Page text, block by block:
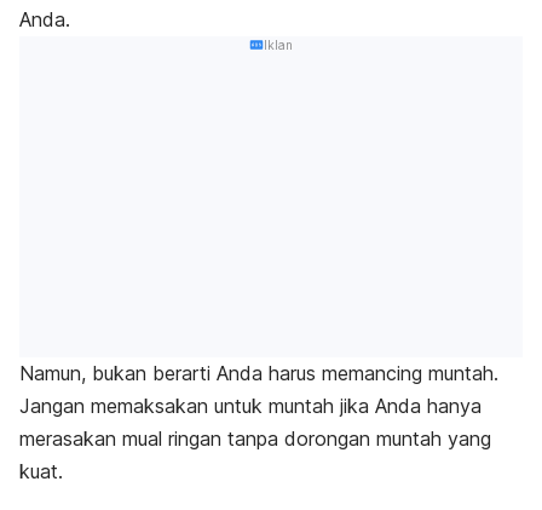
Anda.
Iklan
Namun, bukan berarti Anda harus memancing muntah.
Jangan memaksakan untuk muntah jika Anda hanya
merasakan mual ringan tanpa dorongan muntah yang
kuat.